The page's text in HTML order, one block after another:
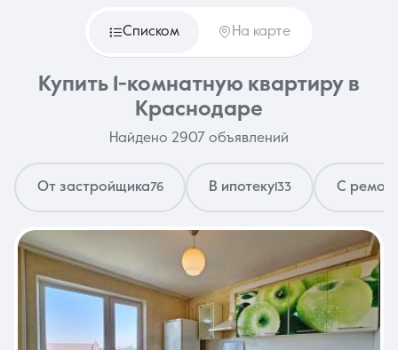
Недвижимость Услуги
О компании Контакты
8 (861) 297-00-00
Ежедневно с 08:30 до 20:00
Списком На карте
Купить 1-комнатную квартиру в
Краснодаре
Найдено 2907 объявлений
От застройщика76 В ипотеку133 С